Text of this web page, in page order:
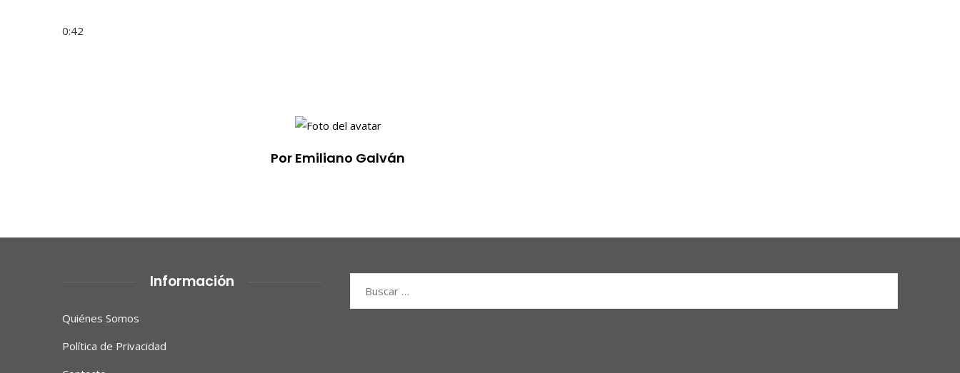
0:42
Por Emiliano Galván
Información
Quiénes Somos
Política de Privacidad